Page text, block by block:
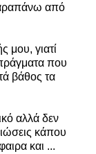
από
μου, γιατί
που
βάθος τα
αλλά δεν
κάπου
και ...